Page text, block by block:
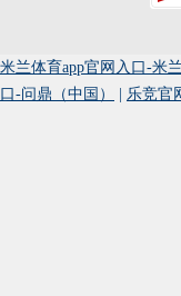
米兰体育app官网入口-米
口-问鼎（中国）
乐竞官